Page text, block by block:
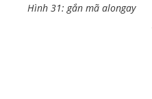
Hình 31: gắn mã alongay